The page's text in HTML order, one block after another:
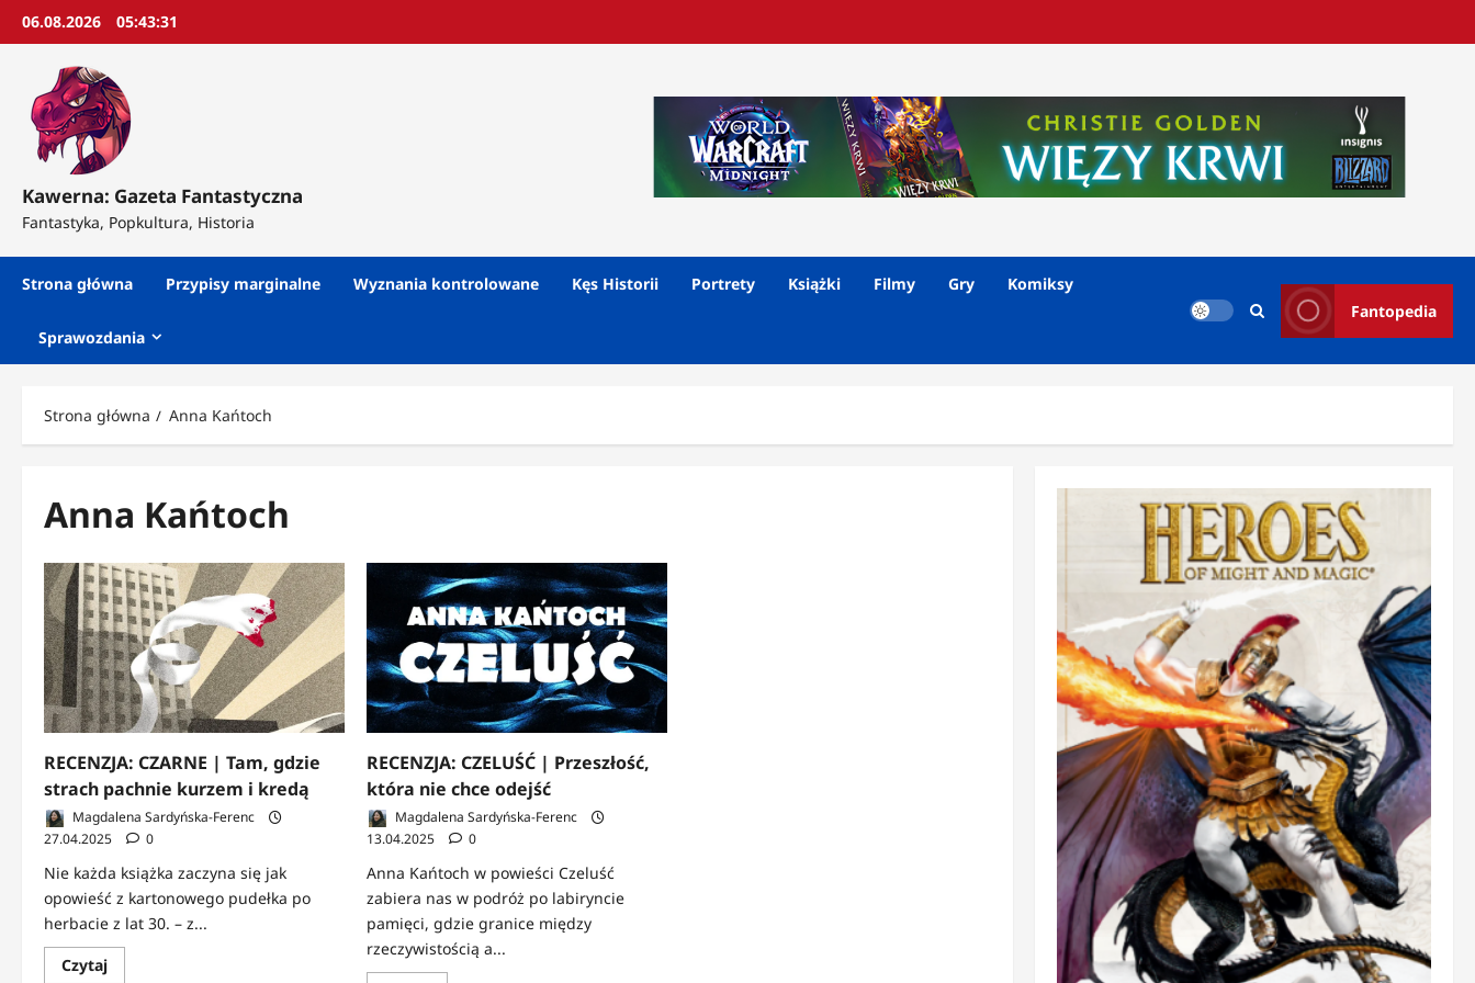
Przejdź
06.08.2026 05:43:33
Kawerna: Gazeta Fantastyczna
Fantastyka, Popkultura, Historia
Strona główna Przypisy marginalne Wyznania kontrolowane Kęs Historii Portrety Książki Filmy Gry Komiksy
Sprawozdania
Fantopedia
Strona główna Anna Kańtoch
Anna Kańtoch
RECENZJA: CZARNE | Tam, gdzie
strach pachnie kurzem i kredą
Magdalena Sardyńska-Ferenc
27.04.2025
0
Nie każda książka zaczyna się jak
opowieść z kartonowego pudełka po
herbacie z lat 30. – z...
CzytajDowiedz
RECENZJA: CZELUŚĆ | Przeszłość,
która nie chce odejść
Magdalena Sardyńska-Ferenc
13.04.2025
0
Anna Kańtoch w powieści Czeluść
zabiera nas w podróż po labiryncie
pamięci, gdzie granice między
rzeczywistością a...